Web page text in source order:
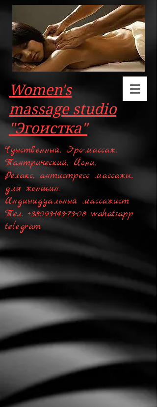
Women's
massage studio
"Эгоистка"
Чуыственный, Эро-массаж,
Тантрический, Йони,
Релакс, антистресс массажы...
для женщин.
Индиыидуальный массажист
Тел. +38093-143-73-08 wahatsapp
telegram